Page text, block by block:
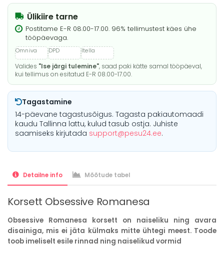
Ülikiire tarne
Postitame E-R 08.00-17.00. 96% tellimustest käes ühe
tööpäevaga.
Valides "Ise järgi tulemine", saad paki kätte samal tööpäeval,
kui tellimus on esitatud E-R 08.00-17.00.
Tagastamine
14-päevane tagastusõigus. Tagasta pakiautomaadi
kaudu Tallinna lattu, kulud tasub ostja. Juhiste
saamiseks kirjutada support@pesu24.ee.
Detailne info Mõõtude tabel
Korsett Obsessive Romanesa
Obsessive Romanesa korsett on naiseliku ning avara
disainiga, mis ei jäta külmaks mitte ühtegi meest. Toode
toob imeliselt esile rinnad ning naiselikud vormid